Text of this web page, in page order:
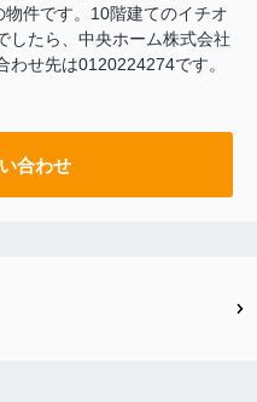
件です。10階建てのイチオ
したら、中央ホーム株式会社
せ先は0120224274です。
合わせ